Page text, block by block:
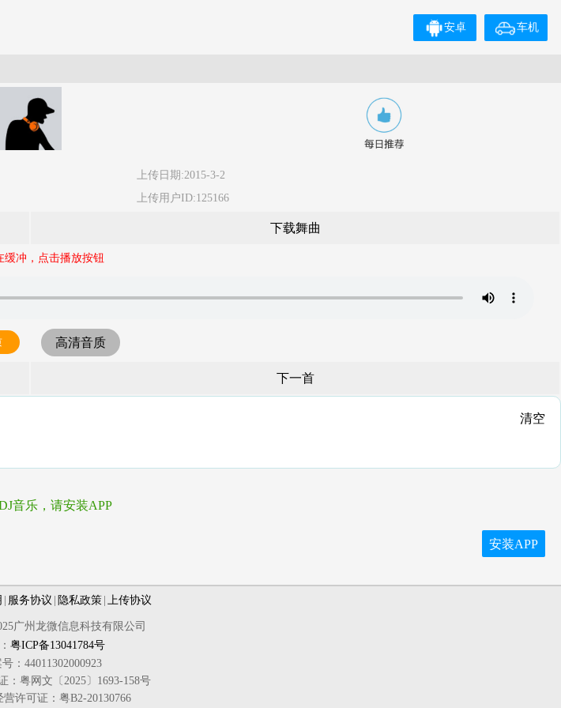
车机
安卓
上传日期:2015-3-2
上传用户ID:125166
下载舞曲
缓冲，点击播放按钮
高清音质
下一首
清空
音乐，请安装APP
安装APP
服务协议 隐私政策 上传协议
广州龙微信息科技有限公司
粤ICP备13041784号
：44011302000923
：粤网文〔2025〕1693-158号
许可证：粤B2-20130766